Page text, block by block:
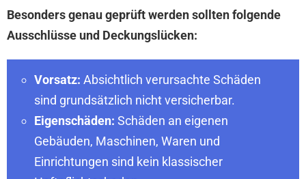
Besonders genau geprüft werden sollten folgende
Ausschlüsse und Deckungslücken:
Vorsatz: Absichtlich verursachte Schäden
sind grundsätzlich nicht versicherbar.
Eigenschäden: Schäden an eigenen
Gebäuden, Maschinen, Waren und
Einrichtungen sind kein klassischer